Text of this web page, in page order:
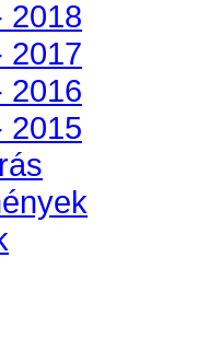
2018
2017
2016
2015